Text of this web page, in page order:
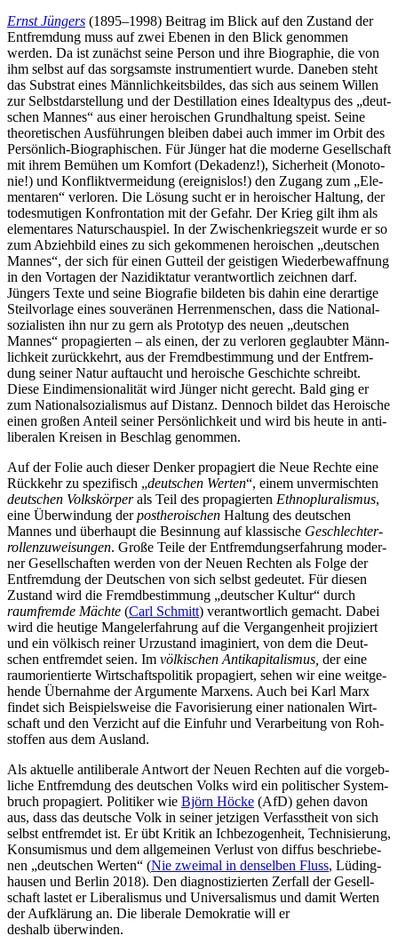
Ernst Jüngers (1895–1998) Beitrag im Blick auf den Zustand der
Ent­frem­dung muss auf zwei Ebenen in den Blick genom­men
werden. Da ist zunächst seine Person und ihre Bio­gra­phie, die von
ihm selbst auf das sorg­samste instru­men­tiert wurde. Daneben steht
das Sub­strat eines Männ­lich­keits­bil­des, das sich aus seinem Willen
zur Selbst­dar­stel­lung und der Destil­la­tion eines Ide­al­ty­pus des „deut­
schen Mannes“ aus einer heroi­schen Grund­hal­tung speist. Seine
theo­re­ti­schen Aus­füh­run­gen bleiben dabei auch immer im Orbit des
Per­sön­lich-Bio­gra­phi­schen. Für Jünger hat die moderne Gesell­schaft
mit ihrem Bemühen um Komfort (Deka­denz!), Sicher­heit (Mono­to­
nie!) und Kon­flikt­ver­mei­dung (ereig­nis­los!) den Zugang zum „Ele­
men­ta­ren“ ver­lo­ren. Die Lösung sucht er in heroi­scher Haltung, der
todes­mu­ti­gen Kon­fron­ta­tion mit der Gefahr. Der Krieg gilt ihm als
ele­men­ta­res Natur­schau­spiel. In der Zwi­schen­kriegs­zeit wurde er so
zum Abzieh­bild eines zu sich gekom­me­nen heroi­schen „deut­schen
Mannes“, der sich für einen Gutteil der geis­ti­gen Wie­der­be­waff­nung
in den Vor­ta­gen der Nazi­dik­ta­tur ver­ant­wort­lich zeich­nen darf.
Jüngers Texte und seine Bio­gra­fie bil­de­ten bis dahin eine der­ar­tige
Steil­vor­lage eines sou­ve­rä­nen Her­ren­men­schen, dass die Natio­nal­
so­zia­lis­ten ihn nur zu gern als Pro­to­typ des neuen „deut­schen
Mannes“ pro­pa­gier­ten – als einen, der zu ver­lo­ren geglaub­ter Männ­
lich­keit zurück­kehrt, aus der Fremd­be­stim­mung und der Ent­frem­
dung seiner Natur auf­taucht und heroi­sche Geschichte schreibt.
Diese Ein­di­men­sio­na­li­tät wird Jünger nicht gerecht. Bald ging er
zum Natio­nal­so­zia­lis­mus auf Distanz. Dennoch bildet das Heroi­sche
einen großen Anteil seiner Per­sön­lich­keit und wird bis heute in anti­
li­be­ra­len Kreisen in Beschlag genommen.
Auf der Folie auch dieser Denker pro­pa­giert die Neue Rechte eine
Rück­kehr zu spe­zi­fisch „deut­schen Werten“, einem unver­misch­ten
deut­schen Volks­kör­perals Teil des pro­pa­gier­ten Eth­no­plu­ra­lis­mus,
eine Über­win­dung derpost­he­roi­schen Haltung des deut­schen
Mannes und über­haupt die Besin­nung auf klas­si­sche Geschlech­ter­
rol­len­zu­wei­sun­gen. Große Teile der Ent­frem­dungs­er­fah­rung moder­
ner Gesell­schaf­ten werden von der Neuen Rechten als Folge der
Ent­frem­dung der Deut­schen von sich selbst gedeu­tet. Für diesen
Zustand wird die Fremd­be­stim­mung „deut­scher Kultur“ durch
raum­fremde Mächte (Carl Schmitt) ver­ant­wort­lich gemacht. Dabei
wird die heutige Man­gel­erfah­rung auf die Ver­gan­gen­heit pro­ji­ziert
und ein völ­kisch reiner Urzu­stand ima­gi­niert, von dem die Deut­
schen ent­frem­det seien. Im völ­ki­schen Anti­ka­pi­ta­lis­mus, der eine
raum­ori­en­tierte Wirt­schafts­po­li­tik pro­pa­giert, sehen wir eine weit­ge­
hende Über­nahme der Argu­mente Marxens. Auch bei Karl Marx
findet sich Bei­spiels­weise die Favo­ri­sie­rung einer natio­na­len Wirt­
schaft und den Ver­zicht auf die Einfuhr und Ver­ar­bei­tung von Roh­
stof­fen aus dem Ausland.
Als aktu­elle anti­li­be­rale Antwort der Neuen Rechten auf die vor­geb­
li­che Ent­frem­dung des deut­schen Volks wird ein poli­ti­scher Sys­tem­
bruch pro­pa­giert. Poli­ti­ker wie Björn Höcke (AfD) gehen davon
aus, dass das deut­sche Volk in seiner jet­zi­gen Ver­fasst­heit von sich
selbst ent­frem­det ist. Er übt Kritik an Ich­be­zo­gen­heit, Tech­ni­sie­rung,
Kon­su­mis­mus und dem all­ge­mei­nen Verlust von diffus beschrie­be­
nen „deut­schen Werten“ (Nie zweimal in den­sel­ben Fluss, Lüding­
hau­sen und Berlin 2018). Den dia­gnos­ti­zier­ten Zerfall der Gesell­
schaft lastet er Libe­ra­lis­mus und Uni­ver­sa­lis­mus und damit Werten
der Auf­klä­rung an. Die libe­rale Demo­kra­tie will er
deshalb überwinden.